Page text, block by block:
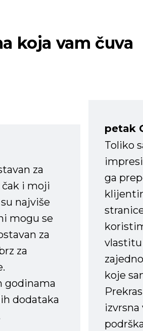
koja vam čuva
za
i moji
najviše
mogu se
za
za
godinama
dodataka
petak
Toliko
ga
koje